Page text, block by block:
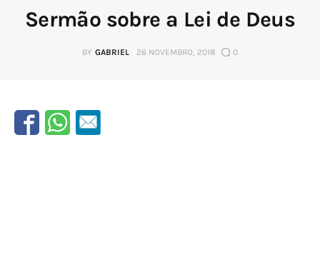
Espiritualidade
Sermão sobre a Lei de Deus
BY GABRIEL 26 NOVEMBRO, 2018 0